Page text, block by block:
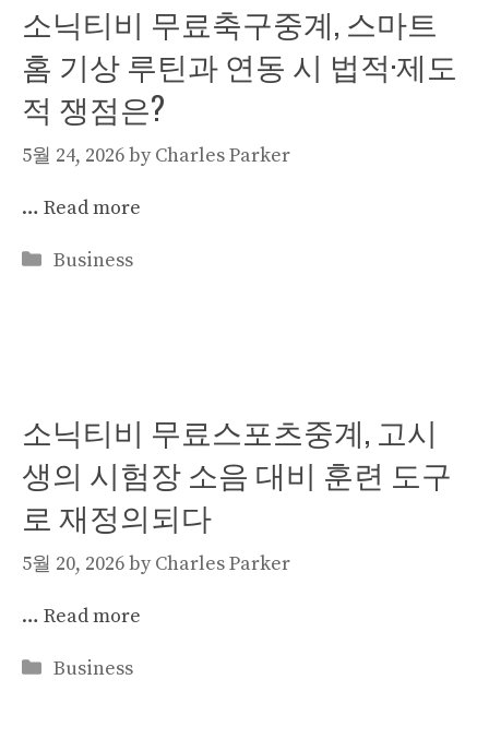
소닉티비 무료축구중계, 스마트
홈 기상 루틴과 연동 시 법적·제도
적 쟁점은?
5월 24, 2026by Charles Parker
… Read more
Categories
Business
소닉티비 무료스포츠중계, 고시
생의 시험장 소음 대비 훈련 도구
로 재정의되다
5월 20, 2026by Charles Parker
… Read more
Categories
Business